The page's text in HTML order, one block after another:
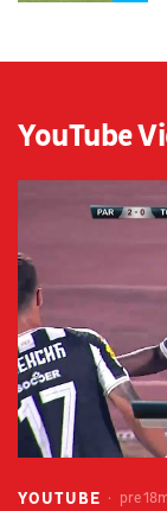
YouTube
YOUTUBE pre